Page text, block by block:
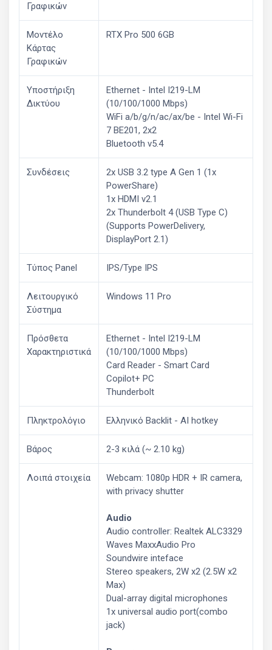
Γραφικών
Μοντέλο
Κάρτας
Γραφικών
RTX Pro 500 6GB
Υποστήριξη
Δικτύου
Ethernet - Intel I219-LM
(10/100/1000 Mbps)
WiFi a/b/g/n/ac/ax/be - Intel Wi-Fi
7 BE201, 2x2
Bluetooth v5.4
Συνδέσεις
2x USB 3.2 type A Gen 1 (1x
PowerShare)
1x HDMI v2.1
2x Thunderbolt 4 (USB Type C)
(Supports PowerDelivery,
DisplayPort 2.1)
Τύπος Panel IPS/Type IPS
Λειτουργικό
Σύστημα
Windows 11 Pro
Πρόσθετα
Χαρακτηριστικά
Ethernet - Intel I219-LM
(10/100/1000 Mbps)
Card Reader - Smart Card
Copilot+ PC
Thunderbolt
Πληκτρολόγιο Ελληνικό Backlit - AI hotkey
Βάρος 2-3 κιλά (~ 2.10 kg)
Λοιπά στοιχεία
Webcam: 1080p HDR + IR camera,
with privacy shutter
Audio
Audio controller: Realtek ALC3329
Waves MaxxAudio Pro
Soundwire inteface
Stereo speakers, 2W x2 (2.5W x2
Max)
Dual-array digital microphones
1x universal audio port(combo
jack)